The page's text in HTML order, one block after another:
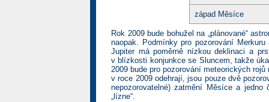
západ Měsíce
Rok 2009 bude bohužel na „plánované“
naopak. Podmínky pro pozorování
Jupiter má poměrně nízkou deklinaci a
v blízkosti konjunkce se Sluncem, takže
2009 bude pro pozorování meteorických
v roce 2009 odehrají, jsou pouze dvě
nepozorovatelné) zatmění Měsíce a
„lízne“.